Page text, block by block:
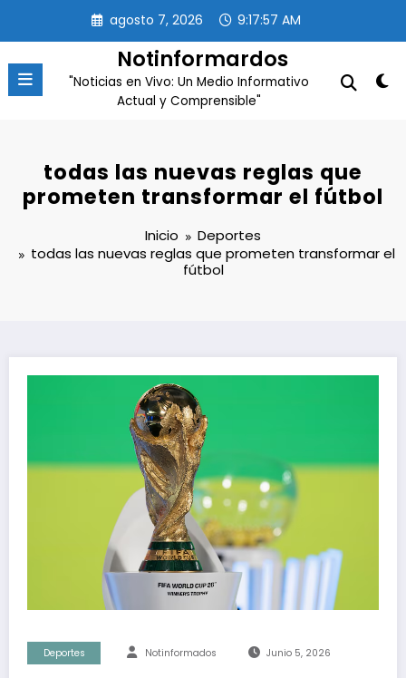
contenido
agosto 7, 2026 9:17:58 AM
Notinformardos
"Noticias en Vivo: Un Medio Informativo
Actual y Comprensible"
todas las nuevas reglas que
prometen transformar el fútbol
Inicio
Deportes
todas las nuevas reglas que prometen transformar el
fútbol
Deportes Notinformados Junio 5, 2026